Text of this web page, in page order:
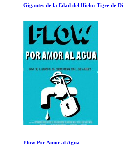
Silicon Cowboys
Cowspiracy: El Secreto de la